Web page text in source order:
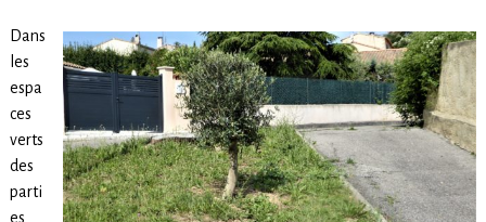
Dans
les
espa
ces
verts
des
parti
es